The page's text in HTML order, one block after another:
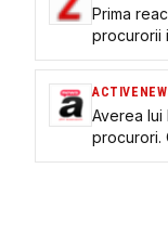
Prima
procurorii
bătaie de
Averea lui
procurori.
privind